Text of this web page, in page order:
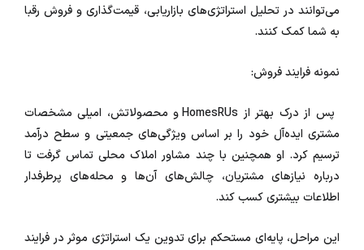
می‌توانند در تحلیل استراتژی‌های بازاریابی، قیمت‌گذاری و فروش رقبا
به شما کمک کنند.
نمونه فرایند فروش:
پس از درک بهتر از HomesRUs و محصولاتش، امیلی مشخصات
مشتری ایده‌آل خود را بر اساس ویژگی‌های جمعیتی و سطح درآمد
ترسیم کرد. او همچنین با چند مشاور املاک محلی تماس گرفت تا
درباره نیازهای مشتریان، چالش‌های آن‌ها و محله‌های پرطرفدار
اطلاعات بیشتری کسب کند.
این مراحل، پایه‌ای مستحکم برای تدوین یک استراتژی موثر در فرایند